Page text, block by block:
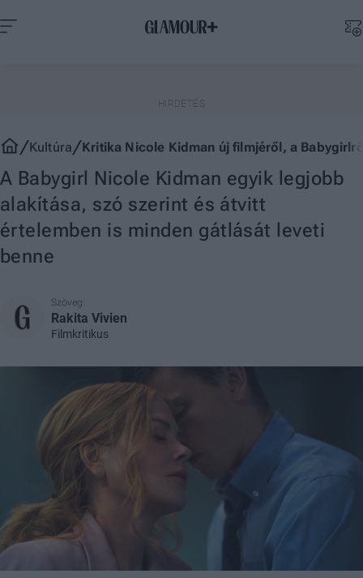
Kultúra Kritika Nicole Kidman új filmjéről, a
A Babygirl Nicole Kidman egyik legjobb
alakítása, szó szerint és átvitt
értelemben is minden gátlását leveti
benne
Szöveg:
Rakita Vivien
Filmkritikus